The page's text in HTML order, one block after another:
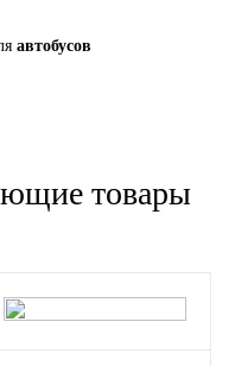
автобусов
товары